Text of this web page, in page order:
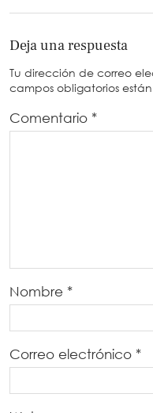
Deja una respuesta
Tu dirección de correo
campos obligatorios
Comentario *
Nombre *
Correo electrónico *